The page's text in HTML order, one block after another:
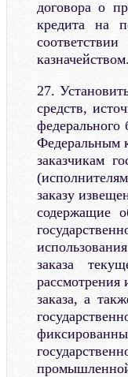
договора о
кредита на
казначейством.
27.
средств,
федерального
Федеральным
заказчикам
заказу
содержащие
заказа
рассмотрения
заказа, а